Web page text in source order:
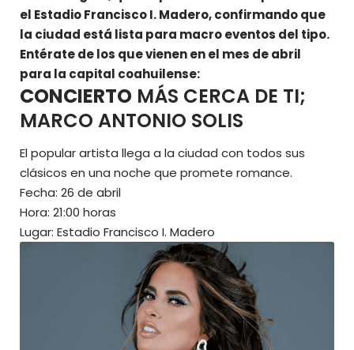
el Estadio Francisco I. Madero, confirmando que
la ciudad está lista para macro eventos del tipo.
Entérate de los que vienen en el mes de abril
para la capital coahuilense:
CONCIERTO MÁS CERCA DE TI;
MARCO ANTONIO SOLIS
El popular artista llega a la ciudad con todos sus
clásicos en una noche que promete romance.
Fecha: 26 de abril
Hora: 21:00 horas
Lugar: Estadio Francisco I. Madero